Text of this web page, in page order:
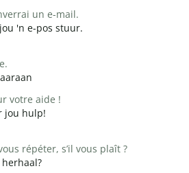
un e-mail.
'n e-pos stuur.
votre aide !
jou hulp!
répéter, s’il vous plaît ?